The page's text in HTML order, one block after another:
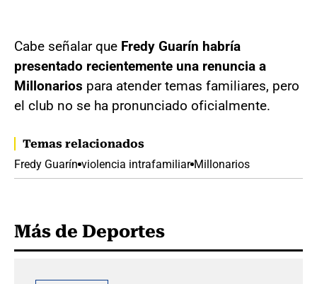
Cabe señalar que Fredy Guarín habría
presentado recientemente una renuncia a
Millonarios para atender temas familiares, pero
el club no se ha pronunciado oficialmente.
Temas relacionados
Fredy Guarín violencia intrafamiliar Millonarios
Más de Deportes